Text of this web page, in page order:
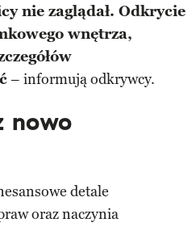
nie zaglądał. Odkrycie
wnętrza,
– informują odkrywcy.
nowo
detale
oraz naczynia